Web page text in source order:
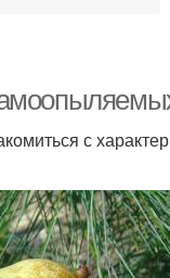
края
с